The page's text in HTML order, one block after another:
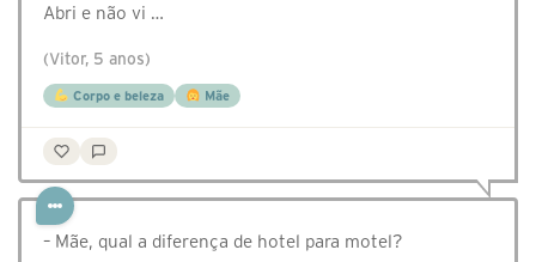
Abri e não vi …
(Vitor, 5 anos)
Corpo e beleza Mãe
– Mãe, qual a diferença de hotel para motel?